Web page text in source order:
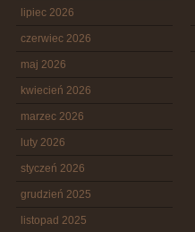
lipiec 2026
czerwiec 2026
maj 2026
kwiecień 2026
marzec 2026
luty 2026
styczeń 2026
grudzień 2025
listopad 2025